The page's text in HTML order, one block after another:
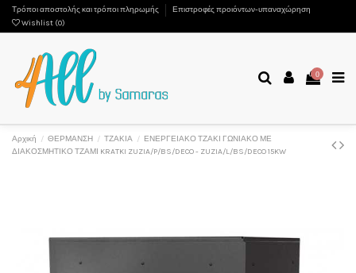
Τρόποι αποστολής και τρόποι πληρωμής
Επιστροφές προιόντων-υπαναχώρηση
Wishlist (0)
0
Αρχική ΘΕΡΜΑΝΣΗ ΤΖΑΚΙΑ
ΕΝΕΡΓΕΙΑΚΟ ΤΖΑΚΙ ΓΩΝΙΑΚΟ ΜΕ
ΔΙΑΚΟΣΜΗΤΙΚΟ ΤΖΑΜΙ KRATKI ZUZIA/P/BS/DECO - ZUZIA/L/BS/DECO 15KW